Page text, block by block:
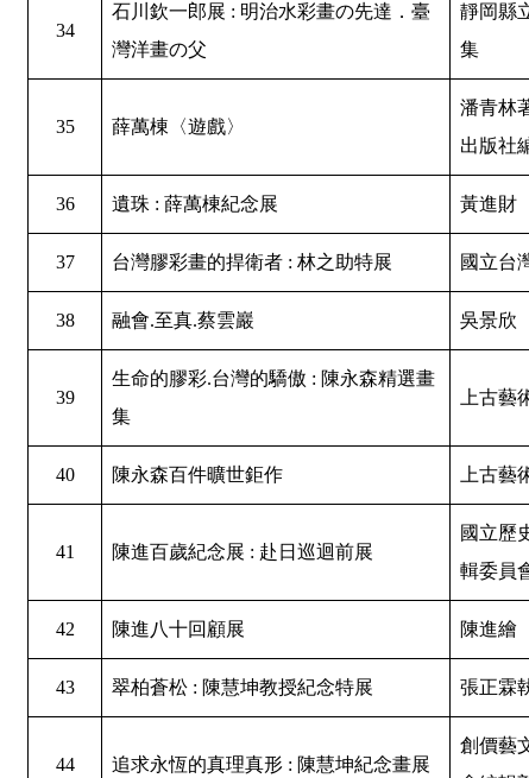
34
石川欽一郎展 : 明治水彩畫の先達．臺
灣洋畫の父
靜岡縣
集
35 薛萬棟〈遊戲〉
潘青林
出版社
36 遺珠 : 薛萬棟紀念展 黃進財
37 台灣膠彩畫的捍衛者 : 林之助特展 國立台
38 融會.至真.蔡雲巖 吳景欣
39
生命的膠彩.台灣的驕傲 : 陳永森精選畫
集
上古藝
40 陳永森百件曠世鉅作 上古藝
41 陳進百歲紀念展 : 赴日巡迴前展
國立歷
輯委員
42 陳進八十回顧展 陳進繪
43 翠柏蒼松 : 陳慧坤教授紀念特展 張正霖
44 追求永恆的真理真形 : 陳慧坤紀念畫展
創價藝